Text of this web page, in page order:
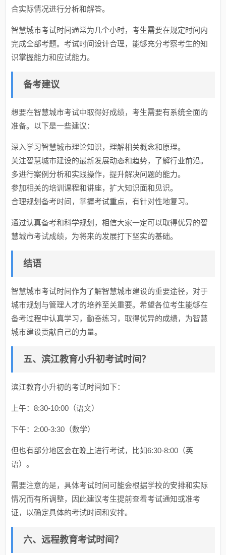
合实际情况进行分析和解答。
智慧城市考试时间通常为几个小时，考生需要在规定时间内
完成全部考题。考试时间设计合理，能够充分考察考生的知
识掌握能力和应试能力。
备考建议
想要在智慧城市考试中取得好成绩，考生需要有系统全面的
准备。以下是一些建议：
深入学习智慧城市理论知识，理解相关概念和原理。
关注智慧城市建设的最新发展动态和趋势，了解行业前沿。
多进行案例分析和实践操作，提升解决问题的能力。
参加相关的培训课程和讲座，扩大知识面和见识。
合理规划备考时间，掌握考试重点，有针对性地复习。
通过认真备考和科学规划，相信大家一定可以取得优异的智
慧城市考试成绩，为将来的发展打下坚实的基础。
结语
智慧城市考试时间作为了解智慧城市建设的重要途径，对于
城市规划与管理人才的培养至关重要。希望各位考生能够在
备考过程中认真学习，勤奋练习，取得优异的成绩，为智慧
城市建设贡献自己的力量。
五、滨江教育小升初考试时间？
滨江教育小升初的考试时间如下：
上午：8:30-10:00（语文）
下午：2:00-3:30（数学）
但也有部分地区会在晚上进行考试，比如6:30-8:00（英
语）。
需要注意的是，具体考试时间可能会根据学校的安排和实际
情况而有所调整，因此建议考生提前查看考试通知或准考
证，以确定具体的考试时间和安排。
六、远程教育考试时间？